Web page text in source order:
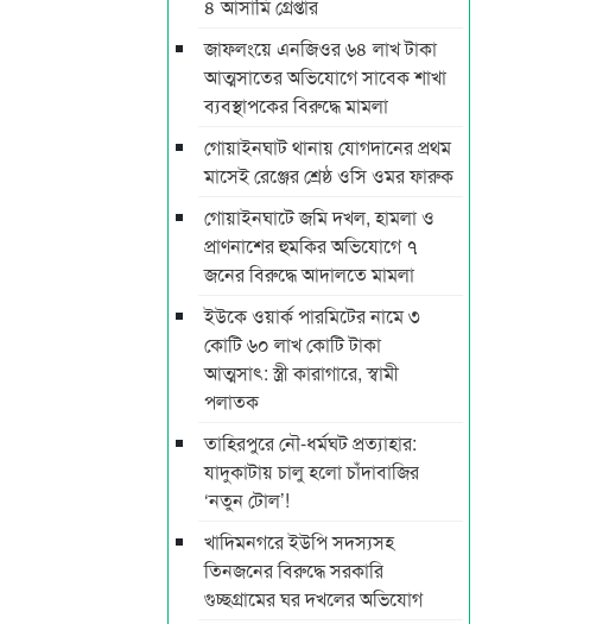
৪ আসামি গ্রেপ্তার
জাফলংয়ে এনজিওর ৬৪ লাখ টাকা
আত্মসাতের অভিযোগে সাবেক শাখা
ব্যবস্থাপকের বিরুদ্ধে মামলা
গোয়াইনঘাট থানায় যোগদানের প্রথম
মাসেই রেঞ্জের শ্রেষ্ঠ ওসি ওমর ফারুক
গোয়াইনঘাটে জমি দখল, হামলা ও
প্রাণনাশের হুমকির অভিযোগে ৭
জনের বিরুদ্ধে আদালতে মামলা
ইউকে ওয়ার্ক পারমিটের নামে ৩
কোটি ৬০ লাখ কোটি টাকা
আত্মসাৎ: স্ত্রী কারাগারে, স্বামী
পলাতক
তাহিরপুরে নৌ-ধর্মঘট প্রত্যাহার:
যাদুকাটায় চালু হলো চাঁদাবাজির
‘নতুন টোল’!
খাদিমনগরে ইউপি সদস্যসহ
তিনজনের বিরুদ্ধে সরকারি
গুচ্ছগ্রামের ঘর দখলের অভিযোগ